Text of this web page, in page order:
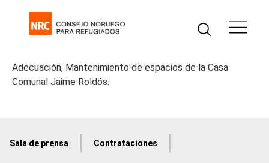
Adecuación, Mantenimiento de espacios de la Casa
Comunal Jaime Roldós.
Sala de prensa Contrataciones